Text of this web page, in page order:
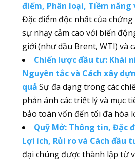
điểm, Phân loại, Tiềm năng
Đặc điểm độc nhất của
sự nhạy cảm cao với biến
giới (như dầu Brent, WTI) và
Chiến lược đầu tư: Khái
Nguyên tắc và Cách xây
quả Sự đa dạng trong các
phản ánh các triết lý và mục
bảo toàn vốn đến tối đa hóa
Quỹ Mở: Thông tin, Đặc
Lợi ích, Rủi ro và Cách đầu
đại chúng được thành lập từ